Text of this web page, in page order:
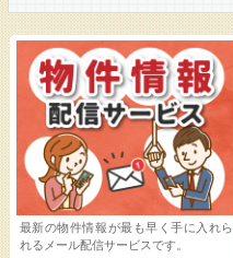
最新の物件情報が最も早く手に入れら
れるメール配信サービスです。